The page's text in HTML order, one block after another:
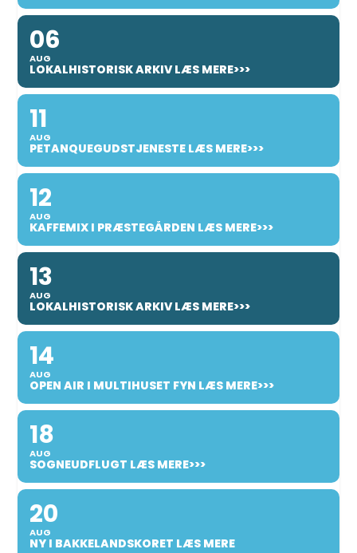
06
AUG
LOKALHISTORISK ARKIV LÆS MERE>>>
11
AUG
PETANQUEGUDSTJENESTE LÆS MERE>>>
12
AUG
KAFFEMIX I PRÆSTEGÅRDEN LÆS MERE>>>
13
AUG
LOKALHISTORISK ARKIV LÆS MERE>>>
14
AUG
OPEN AIR I MULTIHUSET FYN LÆS MERE>>>
18
AUG
SOGNEUDFLUGT LÆS MERE>>>
20
AUG
NY I BAKKELANDSKORET LÆS MERE